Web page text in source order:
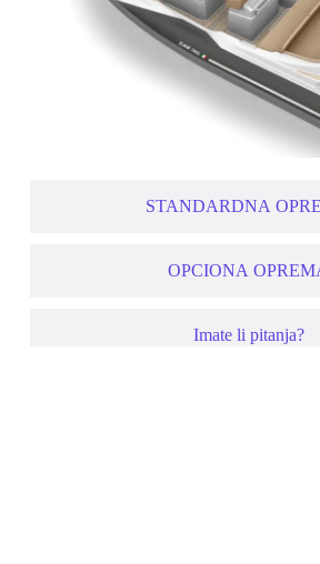
STANDARDNA
OPCIONA
Imate li pitanja?